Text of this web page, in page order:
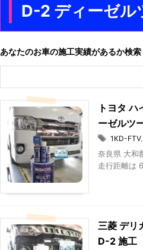
D-2 ディーゼル
あなたのお車の施工実績があるか検
トヨタ
ーゼル
1KD-FTV,
奈良県 大和
走行距離は
三菱 デ
D-2 施工